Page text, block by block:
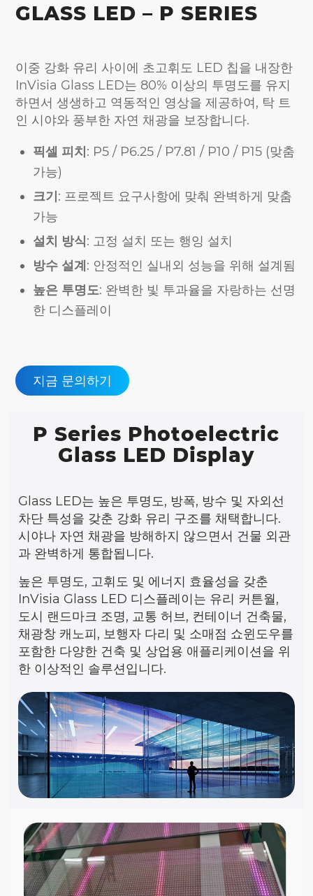
GLASS LED – P SERIES
이중 강화 유리 사이에 초고휘도 LED 칩을 내장한
InVisia Glass LED는 80% 이상의 투명도를 유지
하면서 생생하고 역동적인 영상을 제공하여, 탁 트
인 시야와 풍부한 자연 채광을 보장합니다.
픽셀 피치 : P5 / P6.25 / P7.81 / P10 / P15 (맞춤
가능)
크기 : 프로젝트 요구사항에 맞춰 완벽하게 맞춤
가능
설치 방식: 고정 설치 또는 행잉 설치
방수 설계 : 안정적인 실내외 성능을 위해 설계됨
높은 투명도: 완벽한 빛 투과율을 자랑하는 선명
한 디스플레이
지금 문의하기
P Series Photoelectric
Glass LED Display
Glass LED는 높은 투명도, 방폭, 방수 및 자외선
차단 특성을 갖춘 강화 유리 구조를 채택합니다.
시야나 자연 채광을 방해하지 않으면서 건물 외관
과 완벽하게 통합됩니다.
높은 투명도, 고휘도 및 에너지 효율성을 갖춘
InVisia Glass LED 디스플레이는 유리 커튼월,
도시 랜드마크 조명, 교통 허브, 컨테이너 건축물,
채광창 캐노피, 보행자 다리 및 소매점 쇼윈도우를
포함한 다양한 건축 및 상업용 애플리케이션을 위
한 이상적인 솔루션입니다.